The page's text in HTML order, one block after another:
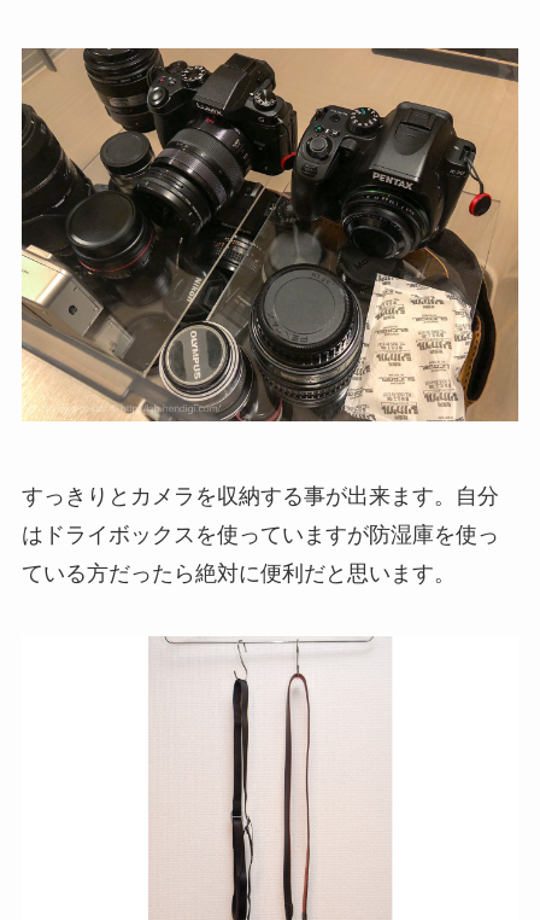
すっきりとカメラを収納する事が出来ます。自分
はドライボックスを使っていますが防湿庫を使っ
ている方だったら絶対に便利だと思います。